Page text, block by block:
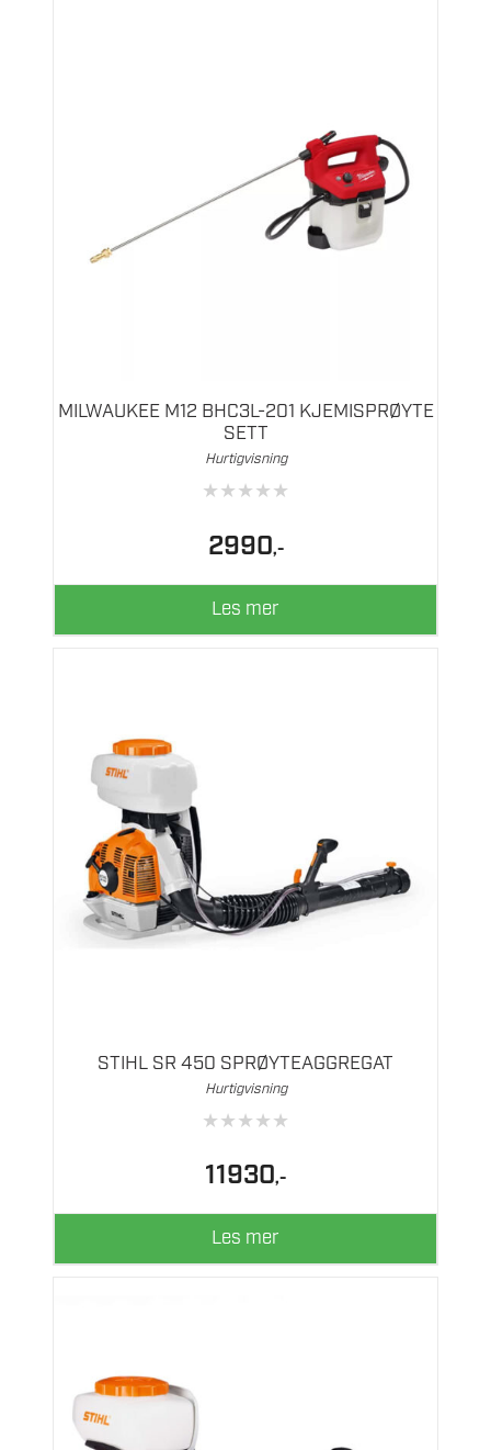
MILWAUKEE M12 BHC3L-201 KJEMISPRØYTE
SETT
Hurtigvisning
★★★★★
2990,-
Les mer
STIHL SR 450 SPRØYTEAGGREGAT
Hurtigvisning
★★★★★
11930,-
Les mer